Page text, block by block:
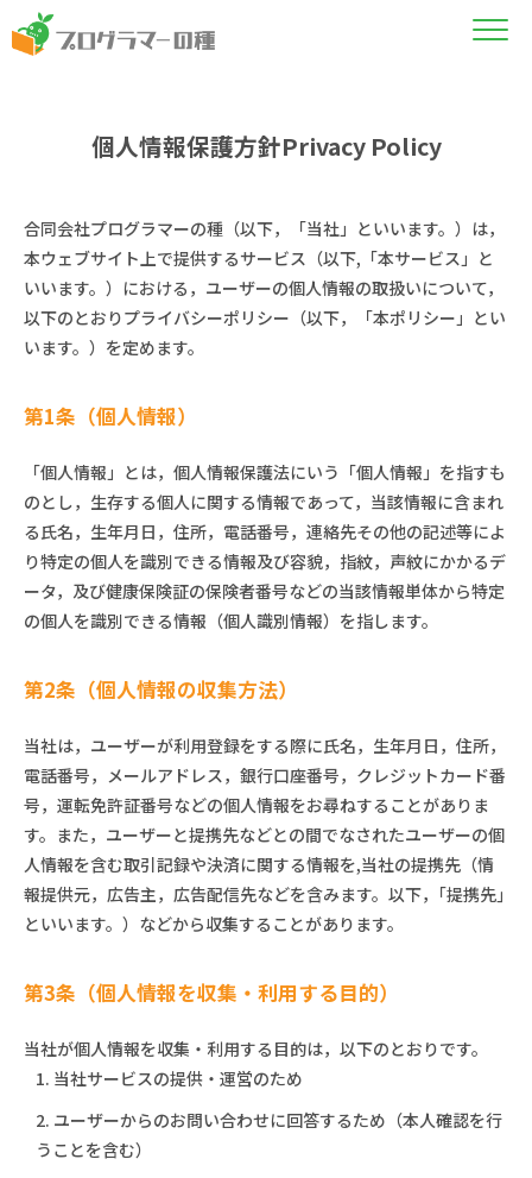
個人情報保護方針Privacy Policy
合同会社プログラマーの種（以下，「当社」といいます。）は，
本ウェブサイト上で提供するサービス（以下,「本サービス」と
いいます。）における，ユーザーの個人情報の取扱いについて，
以下のとおりプライバシーポリシー（以下，「本ポリシー」とい
います。）を定めます。
第1条（個人情報）
「個人情報」とは，個人情報保護法にいう「個人情報」を指すも
のとし，生存する個人に関する情報であって，当該情報に含まれ
る氏名，生年月日，住所，電話番号，連絡先その他の記述等によ
り特定の個人を識別できる情報及び容貌，指紋，声紋にかかるデ
ータ，及び健康保険証の保険者番号などの当該情報単体から特定
の個人を識別できる情報（個人識別情報）を指します。
第2条（個人情報の収集方法）
当社は，ユーザーが利用登録をする際に氏名，生年月日，住所，
電話番号，メールアドレス，銀行口座番号，クレジットカード番
号，運転免許証番号などの個人情報をお尋ねすることがありま
す。また，ユーザーと提携先などとの間でなされたユーザーの個
人情報を含む取引記録や決済に関する情報を,当社の提携先（情
報提供元，広告主，広告配信先などを含みます。以下，｢提携先｣
といいます。）などから収集することがあります。
第3条（個人情報を収集・利用する目的）
当社が個人情報を収集・利用する目的は，以下のとおりです。
1. 当社サービスの提供・運営のため
2. ユーザーからのお問い合わせに回答するため（本人確認を行
うことを含む）